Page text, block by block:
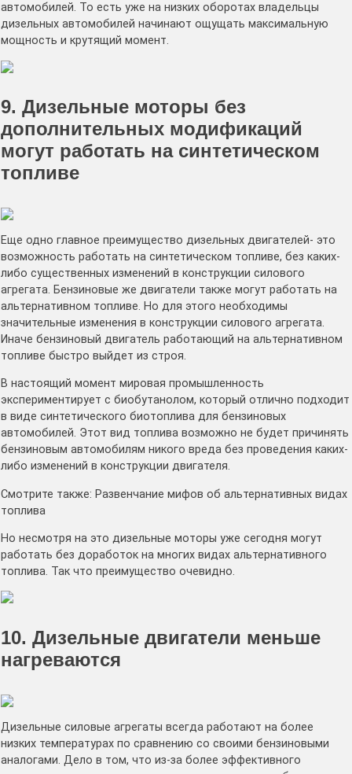
автомобилей. То есть уже на низких оборотах владельцы
дизельных автомобилей начинают ощущать максимальную
мощность и крутящий момент.
9. Дизельные моторы без
дополнительных модификаций
могут работать на синтетическом
топливе
Еще одно главное преимущество дизельных двигателей- это
возможность работать на синтетическом топливе, без каких-
либо существенных изменений в конструкции силового
агрегата. Бензиновые же двигатели также могут работать на
альтернативном топливе. Но для этого необходимы
значительные изменения в конструкции силового агрегата.
Иначе бензиновый двигатель работающий на альтернативном
топливе быстро выйдет из строя.
В настоящий момент мировая промышленность
экспериментирует с биобутанолом, который отлично подходит
в виде синтетического биотоплива для бензиновых
автомобилей. Этот вид топлива возможно не будет причинять
бензиновым автомобилям никого вреда без проведения каких-
либо изменений в конструкции двигателя.
Смотрите также: Развенчание мифов об альтернативных видах
топлива
Но несмотря на это дизельные моторы уже сегодня могут
работать без доработок на многих видах альтернативного
топлива. Так что преимущество очевидно.
10. Дизельные двигатели меньше
нагреваются
Дизельные силовые агрегаты всегда работают на более
низких температурах по сравнению со своими бензиновыми
аналогами. Дело в том, что из-за более эффективного